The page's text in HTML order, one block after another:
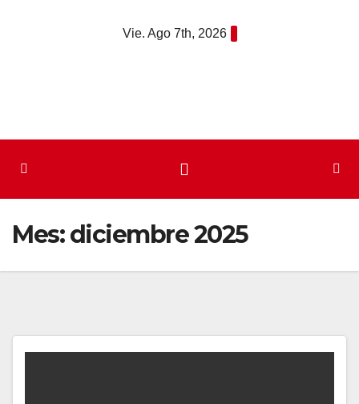
Vie. Ago 7th, 2026
Mes:diciembre 2025